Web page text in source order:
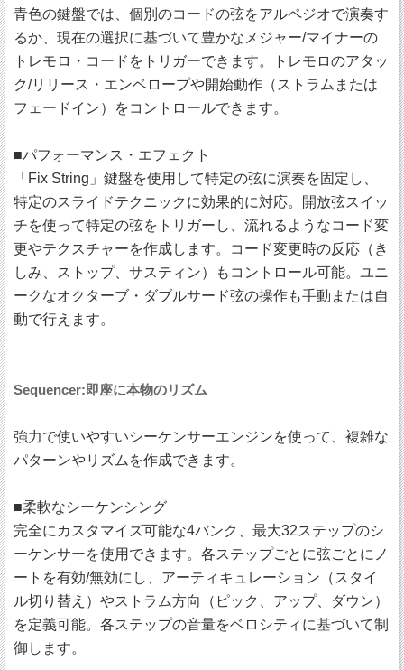
青色の鍵盤では、個別のコードの弦をアルペジオで演奏す
るか、現在の選択に基づいて豊かなメジャー/マイナーの
トレモロ・コードをトリガーできます。トレモロのアタッ
ク/リリース・エンベロープや開始動作（ストラムまたは
フェードイン）をコントロールできます。
■パフォーマンス・エフェクト
「Fix String」鍵盤を使用して特定の弦に演奏を固定し、
特定のスライドテクニックに効果的に対応。開放弦スイッ
チを使って特定の弦をトリガーし、流れるようなコード変
更やテクスチャーを作成します。コード変更時の反応（き
しみ、ストップ、サスティン）もコントロール可能。ユニ
ークなオクターブ・ダブルサード弦の操作も手動または自
動で行えます。
Sequencer:即座に本物のリズム
強力で使いやすいシーケンサーエンジンを使って、複雑な
パターンやリズムを作成できます。
■柔軟なシーケンシング
完全にカスタマイズ可能な4バンク、最大32ステップのシ
ーケンサーを使用できます。各ステップごとに弦ごとにノ
ートを有効/無効にし、アーティキュレーション（スタイ
ル切り替え）やストラム方向（ピック、アップ、ダウン）
を定義可能。各ステップの音量をベロシティに基づいて制
御します。